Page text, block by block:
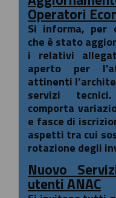
Operatori
Si informa, per
che è stato
i relativi
aperto per
attinenti
servizi tecnici.
comporta
e fasce di
aspetti tra cui
rotazione degli
Nuovo
utenti ANAC